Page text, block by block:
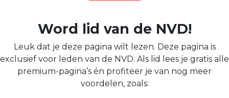
Word lid van de NVD!
Leuk dat je deze pagina wilt lezen. Deze pagina is
exclusief voor leden van de NVD. Als lid lees je gratis alle
premium-pagina’s én profiteer je van nog meer
voordelen, zoals: